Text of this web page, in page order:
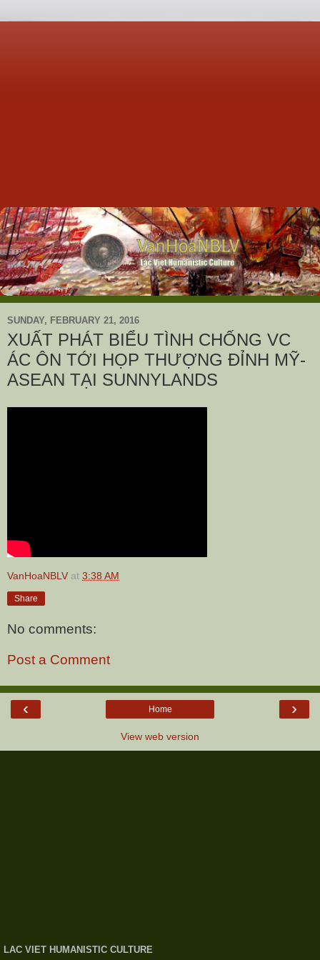
SUNDAY, FEBRUARY 21, 2016
XUẤT PHÁT BIỂU TÌNH CHỐNG VC
ÁC ÔN TỚI HỌP THƯỢNG ĐỈNH MỸ-
ASEAN TẠI SUNNYLANDS
VanHoaNBLV at 3:38 AM
Share
No comments:
Post a Comment
‹ ›
Home
View web version
LAC VIET HUMANISTIC CULTURE